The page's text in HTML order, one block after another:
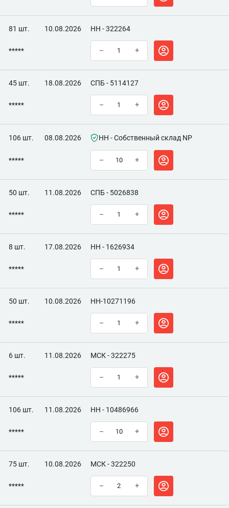
81 шт. 10.08.2026 НН - 322264
***** – +
45 шт. 18.08.2026 СПБ - 5114127
***** – +
106 шт. 08.08.2026 НН - Собственный склад NP
***** – +
50 шт. 11.08.2026 СПБ - 5026838
***** – +
8 шт. 17.08.2026 НН - 1626934
***** – +
50 шт. 10.08.2026 НН-10271196
***** – +
6 шт. 11.08.2026 МСК - 322275
***** – +
106 шт. 11.08.2026 НН - 10486966
***** – +
75 шт. 10.08.2026 МСК - 322250
***** – +